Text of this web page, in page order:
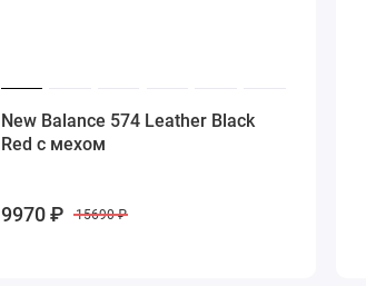
New Balance 574 Leather Black
Red с мехом
9970 ₽ 15690 ₽